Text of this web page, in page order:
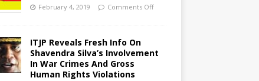
February 4, 2019 Comments Off
ITJP Reveals Fresh Info On
Shavendra Silva’s Involvement
In War Crimes And Gross
Human Rights Violations